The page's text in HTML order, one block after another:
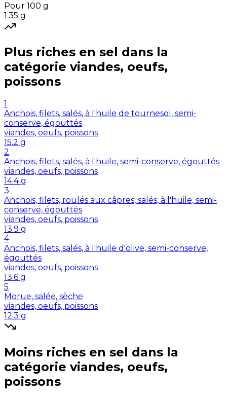
Pour 100 g
1.35 g
Plus riches en sel dans la
catégorie viandes, oeufs,
poissons
1
Anchois, filets, salés, à l'huile de tournesol, semi-
conserve, égouttés
viandes, oeufs, poissons
15.2 g
2
Anchois, filets, salés, à l'huile, semi-conserve, égouttés
viandes, oeufs, poissons
14.4 g
3
Anchois, filets, roulés aux câpres, salés, à l'huile, semi-
conserve, égouttés
viandes, oeufs, poissons
13.9 g
4
Anchois, filets, salés, à l'huile d'olive, semi-conserve,
égouttés
viandes, oeufs, poissons
13.6 g
5
Morue, salée, sèche
viandes, oeufs, poissons
12.3 g
Moins riches en sel dans la
catégorie viandes, oeufs,
poissons